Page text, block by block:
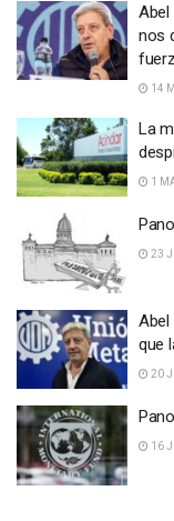
Abel
nos
14
La
1
23
Abel
que
20
16